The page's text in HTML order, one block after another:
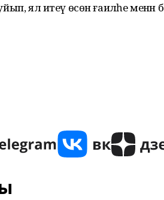
ял итеү өсөн ғаиләһе менән